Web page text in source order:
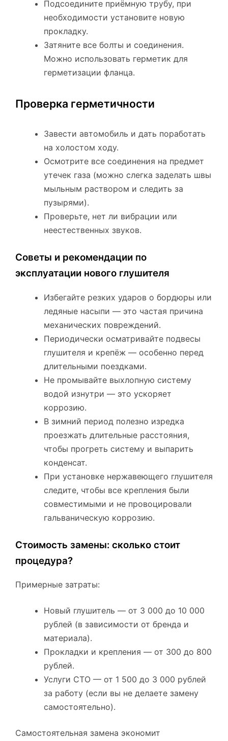
Подсоедините приёмную трубу, при
необходимости установите новую
прокладку.
Затяните все болты и соединения.
Можно использовать герметик для
герметизации фланца.
Проверка герметичности
Завести автомобиль и дать поработать
на холостом ходу.
Осмотрите все соединения на предмет
утечек газа (можно слегка заделать швы
мыльным раствором и следить за
пузырями).
Проверьте, нет ли вибрации или
неестественных звуков.
Советы и рекомендации по
эксплуатации нового глушителя
Избегайте резких ударов о бордюры или
ледяные насыпи — это частая причина
механических повреждений.
Периодически осматривайте подвесы
глушителя и крепёж — особенно перед
длительными поездками.
Не промывайте выхлопную систему
водой изнутри — это ускоряет
коррозию.
В зимний период полезно изредка
проезжать длительные расстояния,
чтобы прогреть систему и выпарить
конденсат.
При установке нержавеющего глушителя
следите, чтобы все крепления были
совместимыми и не провоцировали
гальваническую коррозию.
Стоимость замены: сколько стоит
процедура?
Примерные затраты:
Новый глушитель — от 3 000 до 10 000
рублей (в зависимости от бренда и
материала).
Прокладки и крепления — от 300 до 800
рублей.
Услуги СТО — от 1 500 до 3 000 рублей
за работу (если вы не делаете замену
самостоятельно).
Самостоятельная замена экономит